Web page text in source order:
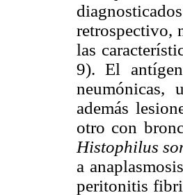
retrospectivo,
las
9). El
neumónicas,
además
otro con
Histophilus
a
peritonitis